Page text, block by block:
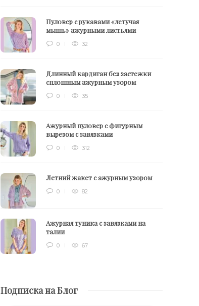
Пуловер с рукавами «летучая
мышь» ажурными листьями
0 32
Длинный кардиган без застежки
сплошным ажурным узором
0 35
Ажурный пуловер с фигурным
вырезом с завязками
0 312
Летний жакет с ажурным узором
0 82
Ажурная туника с завязками на
талии
0 67
Подписка на Блог